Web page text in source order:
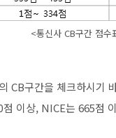
<통신사 CB구간 점수
CB구간을 체크하시기
이상, NICE는 665점